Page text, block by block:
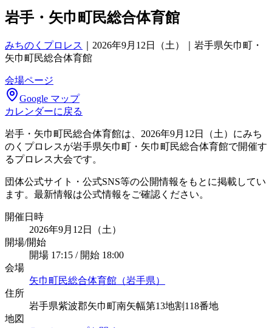
岩手・矢巾町民総合体育館
みちのくプロレス
2026年9月12日（土）｜岩手県矢巾町・
矢巾町民総合体育館
会場ページ
Google マップ
カレンダーに戻る
岩手・矢巾町民総合体育館は、2026年9月12日（土）にみち
のくプロレスが岩手県矢巾町・矢巾町民総合体育館で開催す
るプロレス大会です。
団体公式サイト・公式SNS等の公開情報をもとに掲載してい
ます。最新情報は公式情報をご確認ください。
開催日時
2026年9月12日（土）
開場/開始
開場 17:15 / 開始 18:00
会場
矢巾町民総合体育館（岩手県）
住所
岩手県紫波郡矢巾町南矢幅第13地割118番地
地図